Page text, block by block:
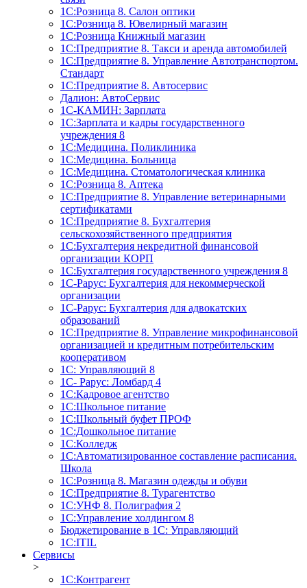
1С:Розница 8. Салон оптики
1С:Розница 8. Ювелирный магазин
1С:Розница Книжный магазин
1C:Предприятие 8. Такси и аренда автомобилей
1С:Предприятие 8. Управление Автотранспортом.
Стандарт
1C:Предприятие 8. Автосервис
Далион: АвтоСервис
1С-КАМИН: Зарплата
1С:Зарплата и кадры государственного
учреждения 8
1С:Медицина. Поликлиника
1С:Медицина. Больница
1С:Медицина. Стоматологическая клиника
1С:Розница 8. Аптека
1C:Предприятие 8. Управление ветеринарными
сертификатами
1С:Предприятие 8. Бухгалтерия
сельскохозяйственного предприятия
1C:Бухгалтерия некредитной финансовой
организации КОРП
1С:Бухгалтерия государственного учреждения 8
1С-Рарус: Бухгалтерия для некоммерческой
организации
1С-Рарус: Бухгалтерия для адвокатских
образований
1С:Предприятие 8. Управление микрофинансовой
организацией и кредитным потребительским
кооперативом
1С: Управляющий 8
1С- Рарус: Ломбард 4
1С:Кадровое агентство
1С:Школьное питание
1С:Школьный буфет ПРОФ
1C:Дошкольное питание
1С:Колледж
1С:Автоматизированное составление расписания.
Школа
1С:Розница 8. Магазин одежды и обуви
1С:Предприятие 8. Турагентство
1С:УНФ 8. Полиграфия 2
1С:Управление холдингом 8
Бюджетирование в 1С: Управляющий
1С:ITIL
Сервисы
>
1C:Контрагент